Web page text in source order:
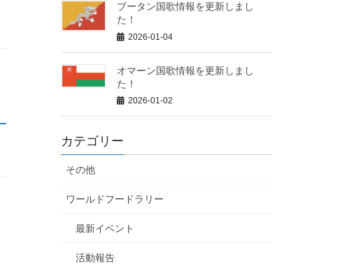
ブータン国歌情報を更新しまし
た！
2026-01-04
オマーン国歌情報を更新しまし
た！
2026-01-02
カテゴリー
その他
ワールドフードラリー
最新イベント
活動報告